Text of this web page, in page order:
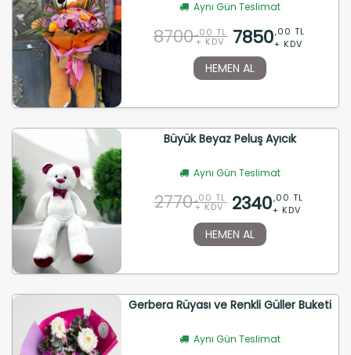
Aynı Gün Teslimat
8700 ,00 TL
+ KDV 7850,00 TL
+ KDV
HEMEN AL
Büyük Beyaz Peluş Ayıcık
Aynı Gün Teslimat
2770 ,00 TL
+ KDV 2340,00 TL
+ KDV
HEMEN AL
Gerbera Rüyası ve Renkli Güller Buketi
Aynı Gün Teslimat